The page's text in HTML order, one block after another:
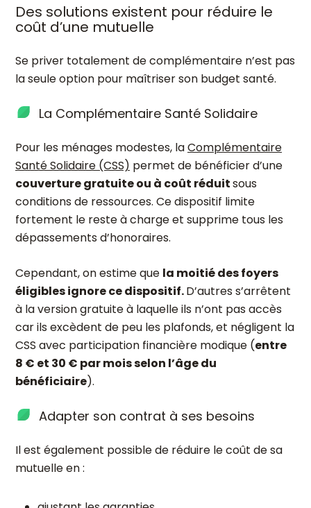
Des solutions existent pour réduire le
coût d’une mutuelle
Se priver totalement de complémentaire n’est pas
la seule option pour maîtriser son budget santé.
La Complémentaire Santé Solidaire
Pour les ménages modestes, laComplémentaire
Santé Solidaire (CSS) permet de bénéficier d’une
couverture gratuite ou à coût réduitsous
conditions de ressources. Ce dispositif limite
fortement le reste à charge et supprime tous les
dépassements d’honoraires.
Cependant, on estime que la moitié des foyers
éligibles ignore ce dispositif.D’autres s’arrêtent
à la version gratuite à laquelle ils n’ont pas accès
car ils excèdent de peu les plafonds, et négligent la
CSS avec participation financière modique (entre
8 € et 30 € par mois selon l’âge du
bénéficiaire).
Adapter son contrat à ses besoins
Il est également possible de réduire le coût de sa
mutuelle en :